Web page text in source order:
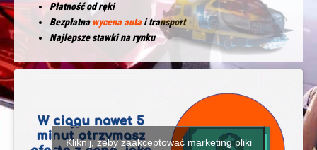
Płatność od ręki
Bezpłatnawycena autai transport
Najlepsze stawki na rynku
Kliknij, żeby zaakceptować marketing pliki